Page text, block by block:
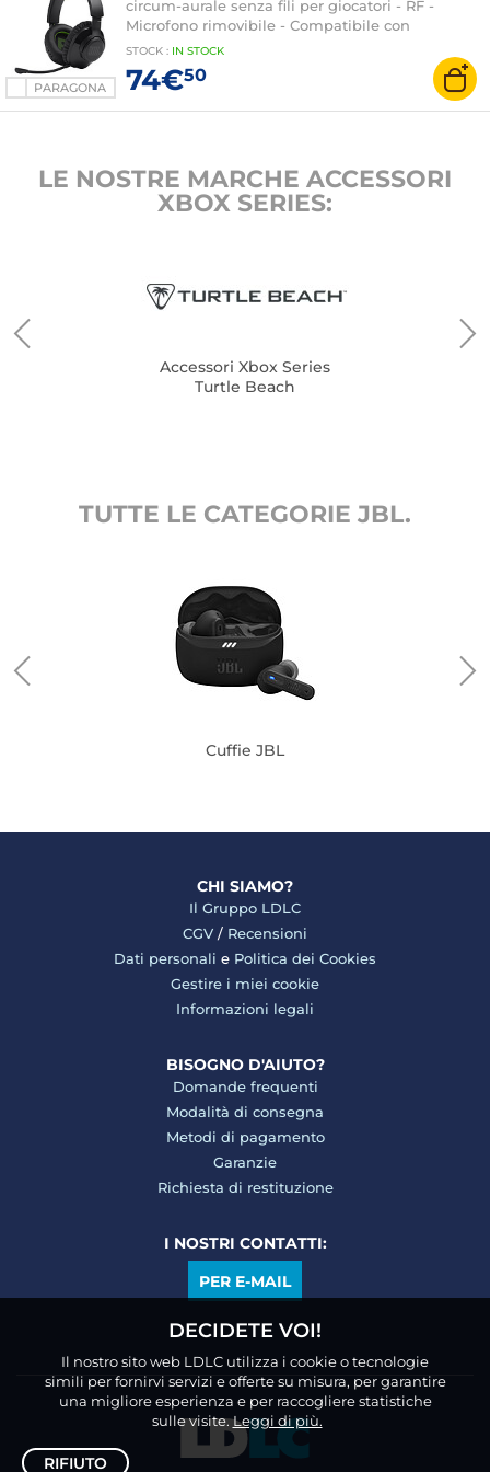
PARAGONA
circum-aurale senza fili per giocatori - RF -
Microfono rimovibile - Compatibile con
PC/Mac/Console/Mobili
STOCK : IN STOCK
74€50
LE NOSTRE MARCHE ACCESSORI
XBOX SERIES:
Accessori Xbox Series
Turtle Beach
TUTTE LE CATEGORIE JBL.
Cuffie JBL
CHI SIAMO?
Il Gruppo LDLC
CGV / Recensioni
Dati personali e Politica dei Cookies
Gestire i miei cookie
Informazioni legali
BISOGNO D'AIUTO?
Domande frequenti
Modalità di consegna
Metodi di pagamento
Garanzie
Richiesta di restituzione
I NOSTRI CONTATTI:
PER E-MAIL
DECIDETE VOI!
Il nostro sito web LDLC utilizza i cookie o tecnologie
simili per fornirvi servizi e offerte su misura, per garantire
una migliore esperienza e per raccogliere statistiche
sulle visite.Leggi di più.
RIFIUTO